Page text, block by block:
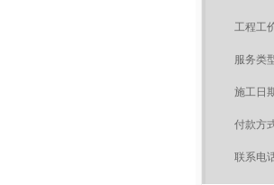
工程工
服务类
施工日
付款方
联系电